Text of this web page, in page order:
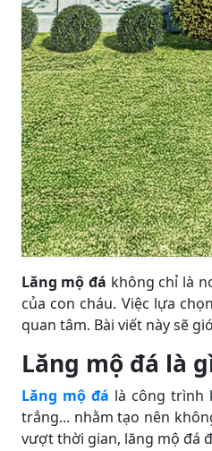
Lăng mộ đá không chỉ là
của con cháu. Việc lựa
quan tâm. Bài viết này sẽ
Lăng mộ đá là
Lăng mộ đá là công trình
trắng... nhằm tạo nên
vượt thời gian, lăng mộ đá